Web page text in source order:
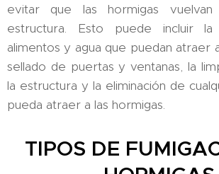
evitar que las hormigas
estructura. Esto puede incluir la
alimentos y agua que puedan atraer
sellado de puertas y ventanas, la
la estructura y la eliminación de
pueda atraer a las hormigas.
TIPOS DE